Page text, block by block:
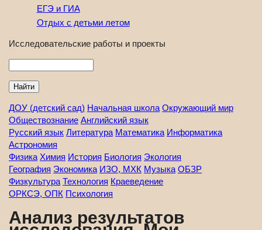
ЕГЭ и ГИА
Отдых с детьми летом
Исследовательские работы и проекты
ДОУ (детский сад) Начальная школа Окружающий мир
Обществознание Английский язык
Русский язык Литература Математика Информатика
Астрономия
Физика Химия История Биология Экология
География Экономика ИЗО, МХК Музыка ОБЗР
Физкультура Технология Краеведение
ОРКСЭ, ОПК Психология
Анализ результатов